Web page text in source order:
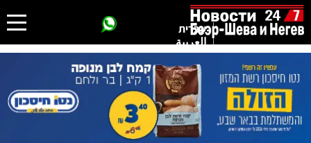
עברית
العربية